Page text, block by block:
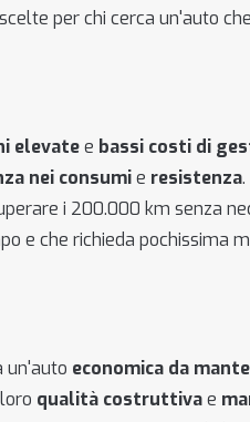
per chi cerca un'auto
elevatee bassi costi di
nei consumie resistenza
i 200.000 km senza
e che richieda pochissima
un'auto economica da
qualità costruttivae